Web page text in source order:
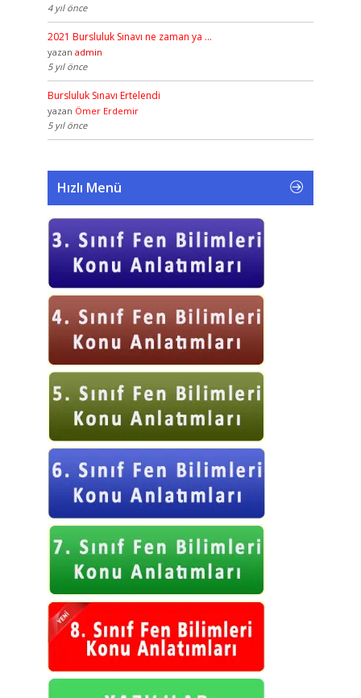
4 yıl önce
2021 Bursluluk Sınavı ne zaman ya …
yazan admin
5 yıl önce
Bursluluk Sınavı Ertelendi
yazan Ömer Erdemir
5 yıl önce
Hızlı Menü